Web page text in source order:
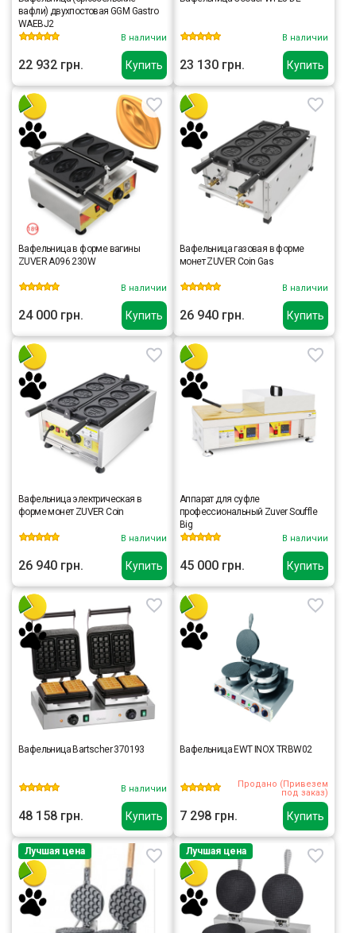
Купить
вафли) двухпостовая GGM Gastro
WAEBJ2
В наличии
22 932 грн. Купить
В наличии
23 130 грн.
Купить
Вафельница в форме вагины
ZUVER A096 230W
В наличии
24 000 грн. Купить
Вафельница газовая в форме
монет ZUVER Coin Gas
В наличии
26 940 грн.
Купить
Вафельница электрическая в
форме монет ZUVER Coin
В наличии
26 940 грн. Купить
Аппарат для суфле
профессиональный Zuver Souffle
Big
В наличии
45 000 грн.
Купить
Вафельница Bartscher 370193
В наличии
48 158 грн. Купить
Вафельница EWT INOX TRBW02
Продано (Привезем
под заказ)
7 298 грн.
Лучшая цена Лучшая цена